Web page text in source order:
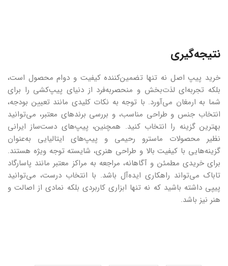
نتیجه‌گیری
خرید پیپ اصل نه تنها تضمین‌کننده کیفیت و دوام محصول است،
بلکه تجربه‌ای لذت‌بخش و منحصر‌به‌فرد از دنیای پیپ‌کشی را برای
شما به ارمغان می‌آورد. با توجه به نکات کلیدی مانند تعیین بودجه،
انتخاب جنس و طراحی مناسب، و بررسی برندهای معتبر، می‌توانید
بهترین گزینه را انتخاب کنید. همچنین، پیپ‌های دست‌ساز ایرانی
نظیر محصولات ماسترو رحیمی و پیپ‌های ایتالیایی به‌عنوان
گزینه‌هایی با کیفیت بالا و طراحی هنری، شایسته توجه ویژه هستند.
برای خریدی مطمئن و آگاهانه، مراجعه به مراکز معتبر مانند پاسارگاد
تاباک می‌تواند راهکاری ایده‌آل باشد. با انتخاب درست، می‌توانید
پیپی داشته باشید که نه تنها ابزاری کاربردی بلکه نمادی از اصالت و
هنر نیز باشد.